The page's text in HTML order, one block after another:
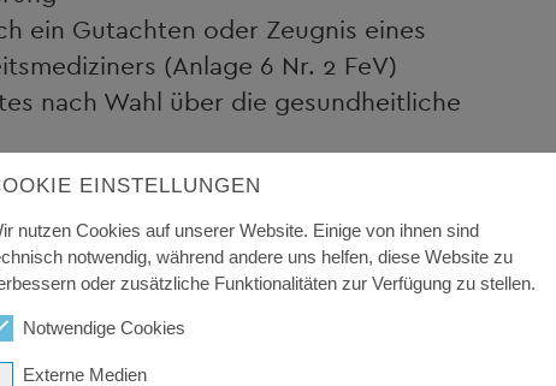
ein Gutachten oder Zeugnis eines
(Anlage 6 Nr. 2 FeV)
nach Wahl über die gesundheitliche
der Gemeinde zu beantragen)
medizinische Untersuchung
oder ein betriebs- bzw.
Aussagen über Belastbarkeit,
sowie
5 Nr. 2 FeV).
EINSTELLUNGEN
nutzen Cookies auf unserer Website. Einige von ihnen sind
notwendig, während andere uns helfen, diese Website zu
oder zusätzliche Funktionalitäten zur Verfügung zu stellen.
Notwendige Cookies
Externe Medien